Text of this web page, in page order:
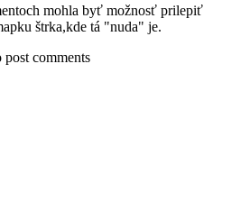
mohla byť možnosť prilepiť
štrka,kde tá "nuda" je.
comments